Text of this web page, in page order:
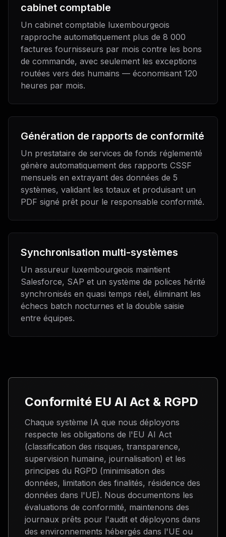
cabinet comptable
Un cabinet comptable luxembourgeois
rapproche automatiquement plus de 8 000
factures fournisseurs par mois contre les bons
de commande, avec seulement les exceptions
routées vers des humains — économisant 120
heures par mois.
Génération de rapports de conformité
Un prestataire de services de fonds réglementé
génère automatiquement des rapports CSSF
mensuels en extrayant des données de 5
systèmes, validant les totaux et produisant un
PDF signé prêt pour le responsable conformité.
Synchronisation multi-systèmes
Un assureur luxembourgeois maintient
Salesforce, SAP et un système de polices hérité
synchronisés en quasi temps réel, éliminant les
échecs batch nocturnes et la double saisie
entre équipes.
Conformité EU AI Act & RGPD
Chaque système IA que nous déployons
respecte les obligations de l'EU AI Act
(classification des risques, transparence,
supervision humaine, journalisation) et les
principes du RGPD (minimisation des
données, limitation des finalités, résidence des
données dans l'UE). Nous documentons les
évaluations de conformité, maintenons des
journaux prêts pour l'audit et déployons dans
des environnements hébergés dans l'UE ou